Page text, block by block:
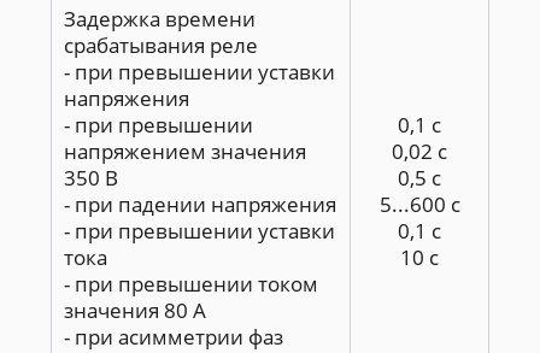
Задержка времени
срабатывания реле
- при превышении уставки
напряжения
- при превышении
напряжением значения
350 В
- при падении напряжения
- при превышении уставки
тока
- при превышении током
значения 80 А
- при асимметрии фаз
0,1 с
0,02 с
0,5 с
5...600 с
0,1 с
10 с